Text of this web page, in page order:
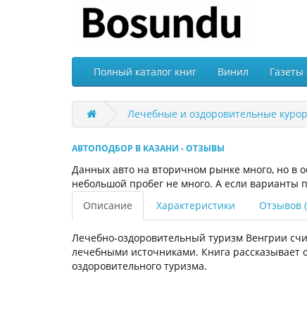
Полный каталог книг Винил
Лечебные и оздоровительные
АВТОПОДБОР В КАЗАНИ - ОТЗЫВЫ
Данных авто на вторичном рынке много, но в
небольшой пробег не много. А если варианты
Описание
Характеристики Отзывов
Лечебно-оздоровительный туризм Венгрии
лечебными источниками. Книга рассказывает
оздоровительного туризма.